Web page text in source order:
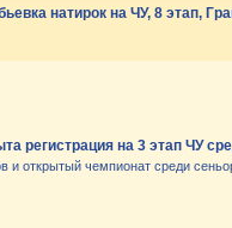
натирок на ЧУ, 8 этап,
регистрация на 3 этап ЧУ
и открытый чемпионат среди